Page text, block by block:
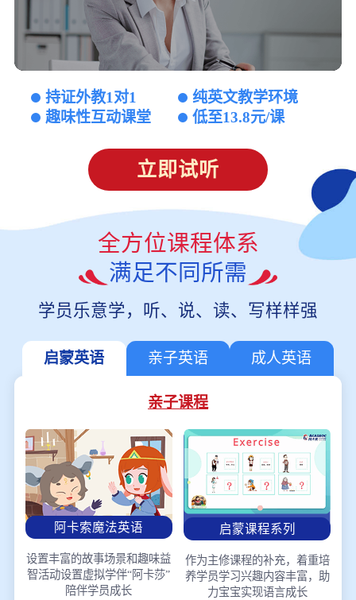
持证外教1对1
纯英文教学环境
趣味性互动课堂
低至13.8元/课
立即试听
全方位课程体系
满足不同所需
学员乐意学，听、说、读、写样样强
启蒙英语 亲子英语 成人英语
亲子课程
阿卡索魔法英语
设置丰富的故事场景和趣味益
智活动设置虚拟学伴“阿卡莎”
陪伴学员成长
启蒙课程系列
作为主修课程的补充，着重培
养学员学习兴趣内容丰富，助
力宝宝实现语言成长